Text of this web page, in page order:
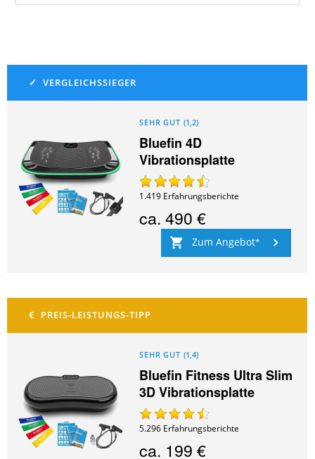
SEHR GUT (1,2)
Bluefin 4D
Vibrationsplatte
1.419 Erfahrungsberichte
ca.490 €
Zum Angebot
SEHR GUT (1,4)
Bluefin Fitness Ultra Slim
3D Vibrationsplatte
5.296 Erfahrungsberichte
ca. 199 €